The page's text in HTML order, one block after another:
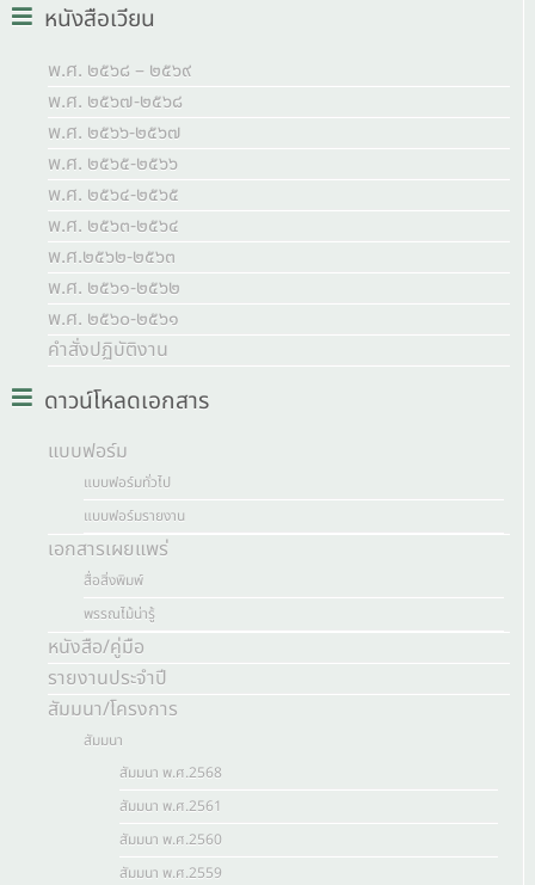
หนังสือเวียน
พ.ศ. ๒๕๖๘ – ๒๕๖๙
พ.ศ. ๒๕๖๗-๒๕๖๘
พ.ศ. ๒๕๖๖-๒๕๖๗
พ.ศ. ๒๕๖๕-๒๕๖๖
พ.ศ. ๒๕๖๔-๒๕๖๕
พ.ศ. ๒๕๖๓-๒๕๖๔
พ.ศ.๒๕๖๒-๒๕๖๓
พ.ศ. ๒๕๖๑-๒๕๖๒
พ.ศ. ๒๕๖๐-๒๕๖๑
คำสั่งปฏิบัติงาน
ดาวน์โหลดเอกสาร
แบบฟอร์ม
แบบฟอร์มทั่วไป
แบบฟอร์มรายงาน
เอกสารเผยแพร่
สื่อสิ่งพิมพ์
พรรณไม้น่ารู้
หนังสือ/คู่มือ
รายงานประจำปี
สัมมนา/โครงการ
สัมมนา
สัมมนา พ.ศ.2568
สัมมนา พ.ศ.2561
สัมมนา พ.ศ.2560
สัมมนา พ.ศ.2559